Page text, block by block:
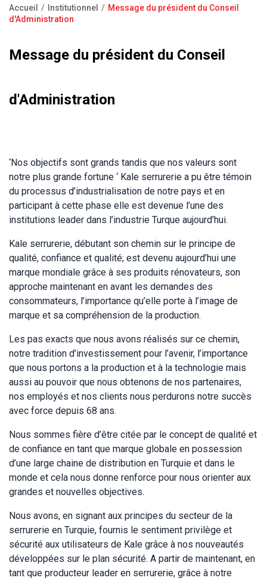
Foire aux questions
Fil
Accueil Institutionnel
Message du président du Conseil
d'Administration
Message du président du Conseil
d'Administration
‘Nos objectifs sont grands tandis que nos valeurs sont
notre plus grande fortune ‘ Kale serrurerie a pu être témoin
du processus d’industrialisation de notre pays et en
participant à cette phase elle est devenue l’une des
institutions leader dans l’industrie Turque aujourd’hui.
Kale serrurerie, débutant son chemin sur le principe de
qualité, confiance et qualité; est devenu aujourd’hui une
marque mondiale grâce à ses produits rénovateurs, son
approche maintenant en avant les demandes des
consommateurs, l’importance qu’elle porte à l’image de
marque et sa compréhension de la production.
Les pas exacts que nous avons réalisés sur ce chemin,
notre tradition d’investissement pour l’avenir, l’importance
que nous portons a la production et à la technologie mais
aussi au pouvoir que nous obtenons de nos partenaires,
nos employés et nos clients nous perdurons notre succès
avec force depuis 68 ans.
Nous sommes fière d’être citée par le concept de qualité et
de confiance en tant que marque globale en possession
d’une large chaine de distribution en Turquie et dans le
monde et cela nous donne renforce pour nous orienter aux
grandes et nouvelles objectives.
Nous avons, en signant aux principes du secteur de la
serrurerie en Turquie, fournis le sentiment privilège et
sécurité aux utilisateurs de Kale grâce à nos nouveautés
développées sur le plan sécurité. A partir de maintenant, en
tant que producteur leader en serrurerie, grâce à notre